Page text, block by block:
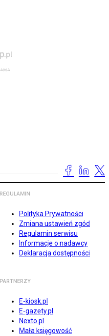
REGULAMIN
Polityka Prywatności
Zmiana ustawień zgód
Regulamin serwisu
Informacje o nadawcy
Deklaracja dostępności
PARTNERZY
E-kiosk.pl
E-gazety.pl
Nexto.pl
Mała księgowość